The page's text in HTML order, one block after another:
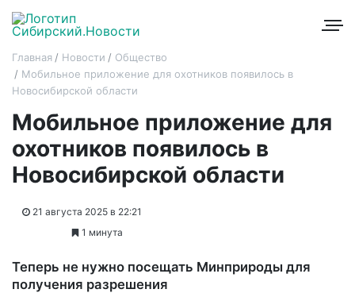
Главная Новости
Общество
Мобильное приложение для охотников появилось в
Новосибирской области
Мобильное приложение для
охотников появилось в
Новосибирской области
21 августа 2025 в 22:21
1 минута
Теперь не нужно посещать Минприроды для
получения разрешения